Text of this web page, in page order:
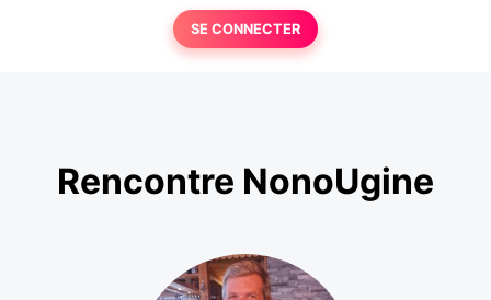
SE CONNECTER
Rencontre NonoUgine